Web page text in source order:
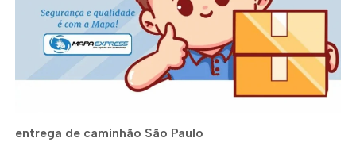
entrega de caminhão São Paulo